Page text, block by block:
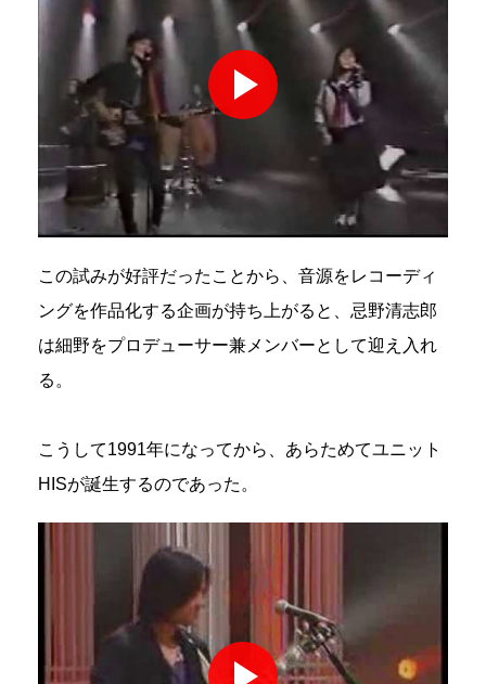
この試みが好評だったことから、音源をレコーディ
ングを作品化する企画が持ち上がると、忌野清志郎
は細野をプロデューサー兼メンバーとして迎え入れ
る。
こうして1991年になってから、あらためてユニット
HISが誕生するのであった。